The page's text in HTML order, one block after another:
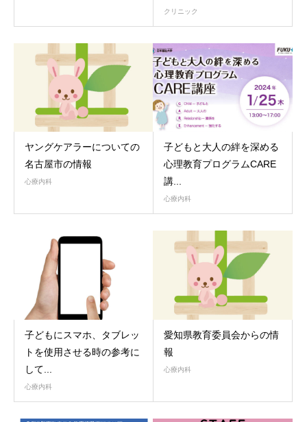
クリニック
ヤングケアラーについての
名古屋市の情報
心療内科
子どもと大人の絆を深める
心理教育プログラムCARE
講...
心療内科
子どもにスマホ、タブレッ
トを使用させる時の参考に
して...
心療内科
愛知県教育委員会からの情
報
心療内科